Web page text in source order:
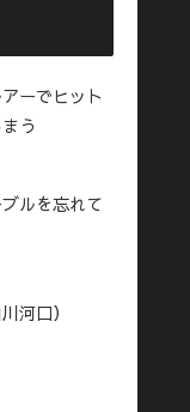
アーでヒット
う
ルを忘れて
河口）